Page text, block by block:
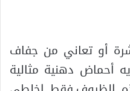
أو تعاني من جفاف
أحماض دهنية مثالية